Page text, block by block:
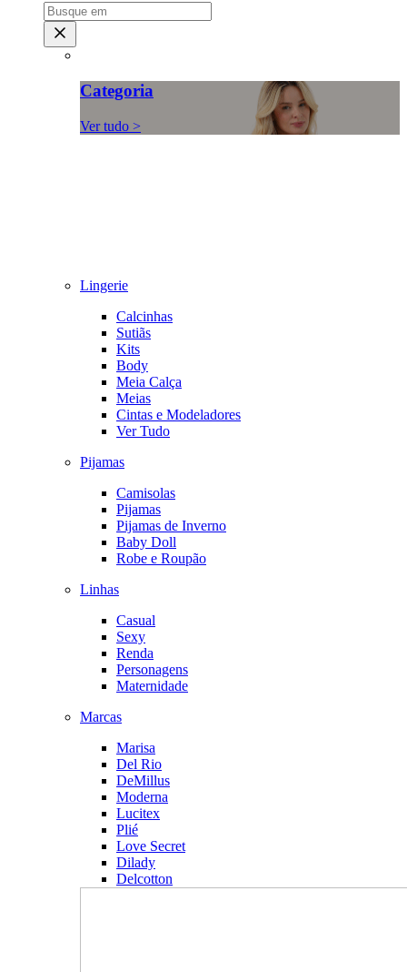
Categoria
Ver tudo >
Lingerie
Calcinhas
Sutiãs
Kits
Body
Meia Calça
Meias
Cintas e Modeladores
Ver Tudo
Pijamas
Camisolas
Pijamas
Pijamas de Inverno
Baby Doll
Robe e Roupão
Linhas
Casual
Sexy
Renda
Personagens
Maternidade
Marcas
Marisa
Del Rio
DeMillus
Moderna
Lucitex
Plié
Love Secret
Dilady
Delcotton